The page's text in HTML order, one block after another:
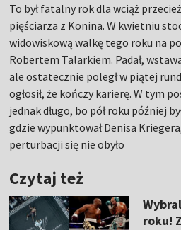
To był fatalny rok dla wciąż
pięściarza z Konina. W kwietniu
widowiskową walkę tego roku na
Robertem Talarkiem. Padał,
ale ostatecznie poległ w piątej
ogłosił, że kończy karierę. W tym
jednak długo, bo pół roku później
gdzie wypunktował Denisa
perturbacji się nie obyło
Czytaj też
roku!